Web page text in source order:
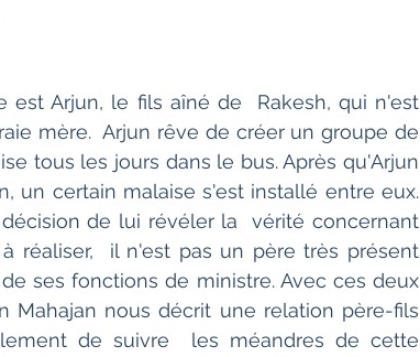
est Arjun, le fils aîné de  Rakesh, qui n'est
mère.  Arjun rêve de créer un groupe de
tous les jours dans le bus. Après qu'Arjun
un certain malaise s'est installé entre eux.
de lui révéler la  vérité concernant
réaliser,  il n'est pas un père très présent
ses fonctions de ministre. Avec ces deux
Mahajan nous décrit une relation père-fils
de suivre  les méandres de cette